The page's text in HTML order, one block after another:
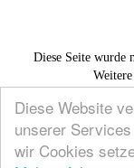
Diese Website
unserer
wir Cookies
Diese Seite